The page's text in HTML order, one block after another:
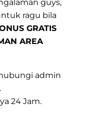
guys,
ragu bila
GRATIS
AREA
admin
24 Jam.